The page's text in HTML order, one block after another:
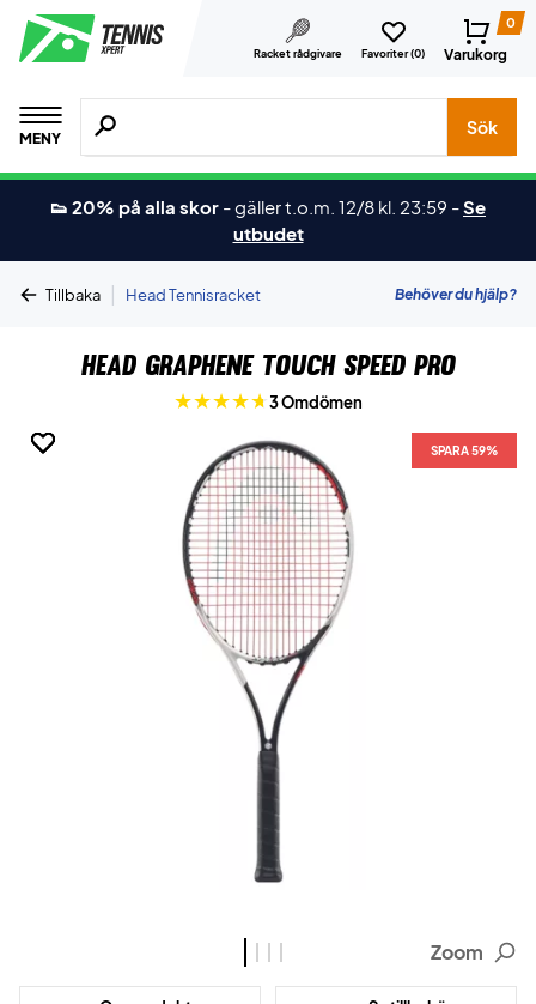
Racket rådgivare Favoriter (0)
0
Varukorg
MENY
Sök efter produkter, märken osv.
Sök
👟 20% på alla skor -gäller t.o.m. 12/8 kl. 23:59 -Se
utbudet
Tillbaka | Head Tennisracket Behöver du hjälp?
Head Graphene Touch Speed Pro
3 Omdömen
SPARA 59%
SPARA 59%
SPARA 59%
SPARA 59%
Zoom